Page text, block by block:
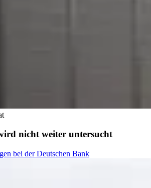
nicht weiter untersucht
bei der Deutschen Bank